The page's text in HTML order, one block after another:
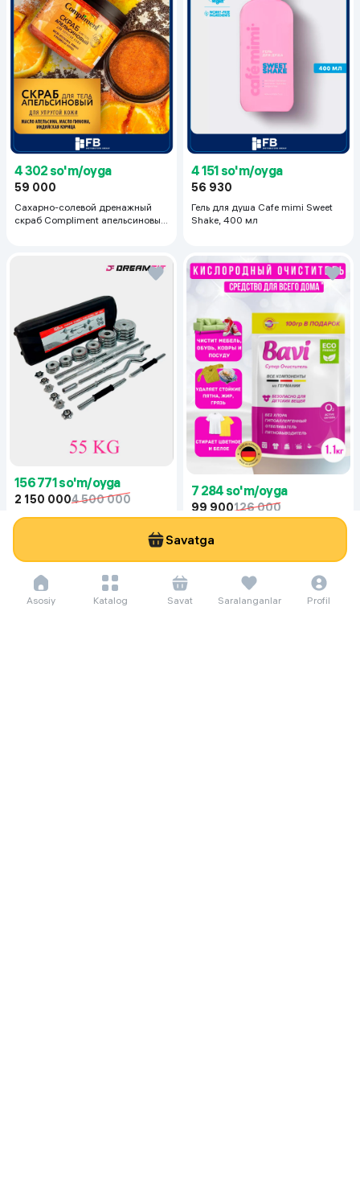
Savatga
4 302 so'm/oyga
59 000
Сахарно-солевой дренажный
скраб Compliment апельсиновый
4 151 so'm/oyga
56 930
Гель для душа Cafe mimi Sweet
Shake, 400 мл
156 771 so'm/oyga
2 150 0004 500 000
Гантеля Dreamfit 55 кг, белый
7 284 so'm/oyga
99 900126 000
Супер Очиститель, 1.1 кг
Asosiy Katalog Savat Saralanganlar Profil